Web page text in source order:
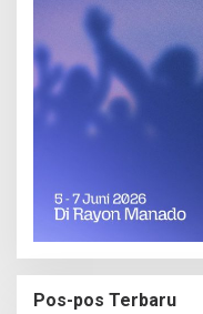
Pos-pos Terbaru